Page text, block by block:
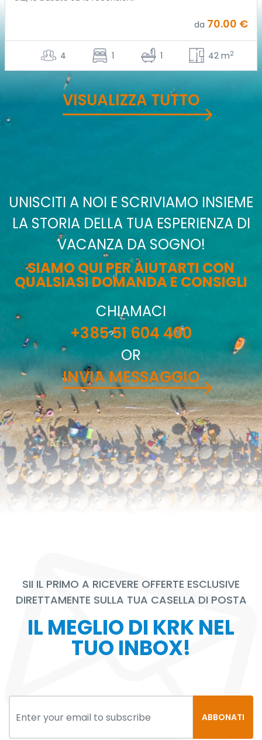
da 70.00 €
4 1 1 42 m2
VISUALIZZA TUTTO
UNISCITI A NOI E SCRIVIAMO INSIEME
LA STORIA DELLA TUA ESPERIENZA DI
VACANZA DA SOGNO!
SIAMO QUI PER AIUTARTI CON
QUALSIASI DOMANDA E CONSIGLI
CHIAMACI
+385 51 604 400
OR
INVIA MESSAGGIO
SII IL PRIMO A RICEVERE OFFERTE ESCLUSIVE
DIRETTAMENTE SULLA TUA CASELLA DI POSTA
IL MEGLIO DI KRK NEL
TUO INBOX!
ABBONATI